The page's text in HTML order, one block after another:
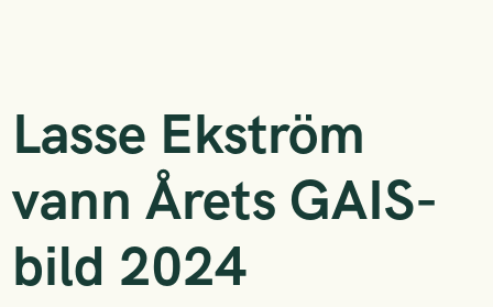
Lasse Ekström
vann Årets GAIS-
bild 2024